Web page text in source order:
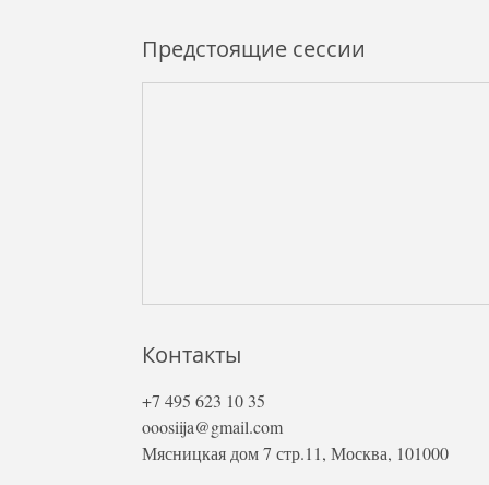
Предстоящие сессии
Контакты
+7 495 623 10 35
ooosiija@gmail.com
Мясницкая дом 7 стр.11, Москва, 101000